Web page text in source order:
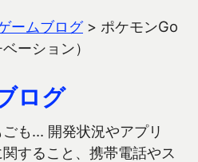
ームブログ> ポケモンGo
ーション）
ログ
も… 開発状況やアプリ
関すること、携帯電話やス